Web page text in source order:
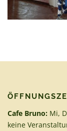
Cafe Bruno: Mi,
keine